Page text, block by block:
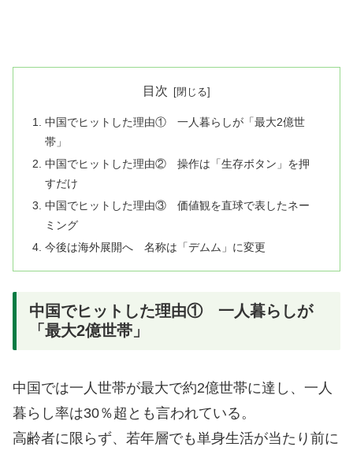
目次
中国でヒットした理由① 一人暮らしが「最大2億世
帯」
中国でヒットした理由② 操作は「生存ボタン」を押
すだけ
中国でヒットした理由③ 価値観を直球で表したネー
ミング
今後は海外展開へ 名称は「デムム」に変更
中国でヒットした理由① 一人暮らしが
「最大2億世帯」
中国では一人世帯が最大で約2億世帯に達し、一人
暮らし率は30％超とも言われている。
高齢者に限らず、若年層でも単身生活が当たり前に